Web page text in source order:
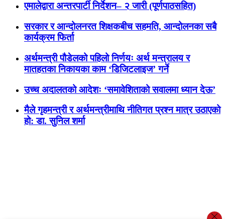
एमालेद्वारा अन्तरपार्टी निर्देशन– २ जारी (पूर्णपाठसहित)
सरकार र आन्दोलनरत शिक्षकबीच सहमति, आन्दोलनका सबै
कार्यक्रम फिर्ता
अर्थमन्त्री पौडेलको पहिलो निर्णयः अर्थ मन्त्रालय र
मातहतका निकायका काम ‘डिजिटलाइज’ गर्ने
उच्च अदालतको आदेशः ‘समावेशिताको सवालमा ध्यान देऊ’
मैले गृहमन्त्री र अर्थमन्त्रीमाथि नीतिगत प्रश्न मात्र उठाएको
हो: डा. सुनिल शर्मा